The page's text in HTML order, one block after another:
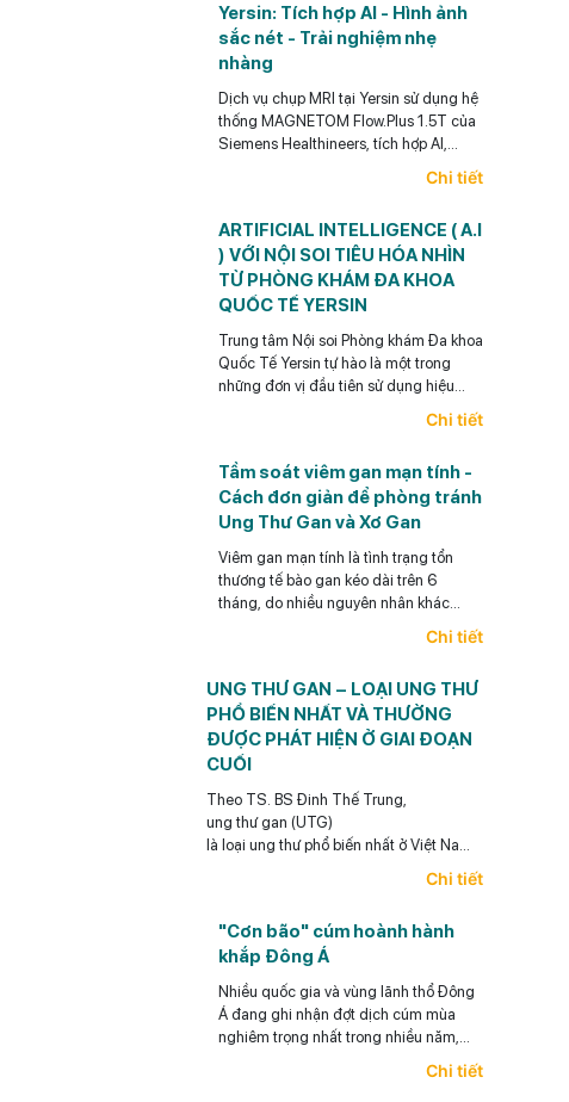
Yersin: Tích hợp AI - Hình ảnh
sắc nét - Trải nghiệm nhẹ
nhàng
Dịch vụ chụp MRI tại Yersin sử dụng hệ
thống MAGNETOM Flow.Plus 1.5T của
Siemens Healthineers, tích hợp AI,
Chi tiết
ARTIFICIAL INTELLIGENCE ( A.I
) VỚI NỘI SOI TIÊU HÓA NHÌN
TỪ PHÒNG KHÁM ĐA KHOA
QUỐC TẾ YERSIN
Trung tâm Nội soi Phòng khám Đa khoa
Quốc Tế Yersin tự hào là một trong
những đơn vị đầu tiên sử dụng hiệu
Chi tiết
Tầm soát viêm gan mạn tính -
Cách đơn giản để phòng tránh
Ung Thư Gan và Xơ Gan
Viêm gan mạn tính là tình trạng tổn
thương tế bào gan kéo dài trên 6
tháng, do nhiều nguyên nhân khác
nhau, trong đó thường gặp nhất là viêm
gan siêu vi B mạn tính, viêm gan siêu vi
gan nhiễm mỡ.
Chi tiết
UNG THƯ GAN – LOẠI UNG THƯ
PHỔ BIẾN NHẤT VÀ THƯỜNG
ĐƯỢC PHÁT HIỆN Ở GIAI ĐOẠN
CUỐI
Theo TS. BS Đinh Thế Trung,
ung thư gan (UTG)
là loại ung thư phổ biến nhất ở Việt Nam,
là loại ung thư này có thể phòng ngừa được
học có thể giúp làm giảm rất đáng kể khả năng xảy
ra UTG cho bệnh nhân),
có thể phát hiện sớm và điều trị hiệu quả
UTG.
Chi tiết
"Cơn bão" cúm hoành hành
khắp Đông Á
Nhiều quốc gia và vùng lãnh thổ Đông
Á đang ghi nhận đợt dịch cúm mùa
nghiêm trọng nhất trong nhiều năm,
khiến các bệnh viện quá tải, thuốc khan
Chi tiết